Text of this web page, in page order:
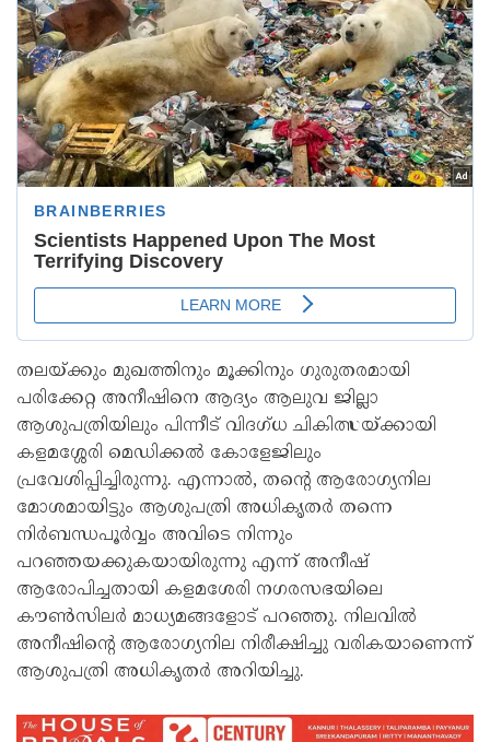
തലയ്ക്കും മുഖത്തിനും മൂക്കിനും ഗുരുതരമായി
പരിക്കേറ്റ അനീഷിനെ ആദ്യം ആലുവ ജില്ലാ
ആശുപത്രിയിലും പിന്നീട് വിദഗ്ധ ചികിത്സയ്ക്കായി
കളമശ്ശേരി മെഡിക്കല്‍ കോളേജിലും
പ്രവേശിപ്പിച്ചിരുന്നു. എന്നാല്‍, തന്റെ ആരോഗ്യനില
മോശമായിട്ടും ആശുപത്രി അധികൃതർ തന്നെ
നിർബന്ധപൂർവ്വം അവിടെ നിന്നും
പറഞ്ഞയക്കുകയായിരുന്നു എന്ന് അനീഷ്
ആരോപിച്ചതായി കളമശേരി നഗരസഭയിലെ
കൗണ്‍സിലർ മാധ്യമങ്ങളോട് പറഞ്ഞു. നിലവില്‍
അനീഷിന്റെ ആരോഗ്യനില നിരീക്ഷിച്ചു വരികയാണെന്ന്
ആശുപത്രി അധികൃതർ അറിയിച്ചു.